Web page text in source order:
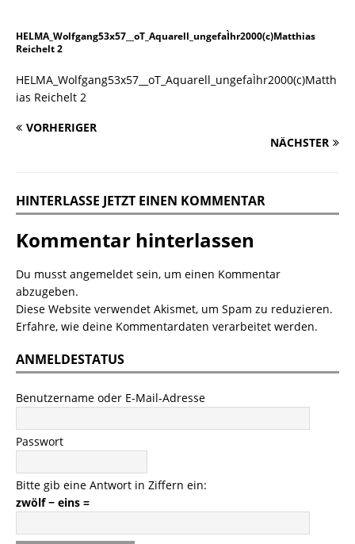
HELMA_Wolfgang53x57__oT_Aquarell_ungefaÌhr2000(c)Matthias
Reichelt 2
HELMA_Wolfgang53x57__oT_Aquarell_ungefaÌhr2000(c)Matth
ias Reichelt 2
VORHERIGER
NÄCHSTER
HINTERLASSE JETZT EINEN KOMMENTAR
Kommentar hinterlassen
Du musst angemeldet sein, um einen Kommentar
abzugeben.
Diese Website verwendet Akismet, um Spam zu reduzieren.
Erfahre, wie deine Kommentardaten verarbeitet werden.
ANMELDESTATUS
Benutzername oder E-Mail-Adresse
Passwort
Bitte gib eine Antwort in Ziffern ein:
zwölf − eins =